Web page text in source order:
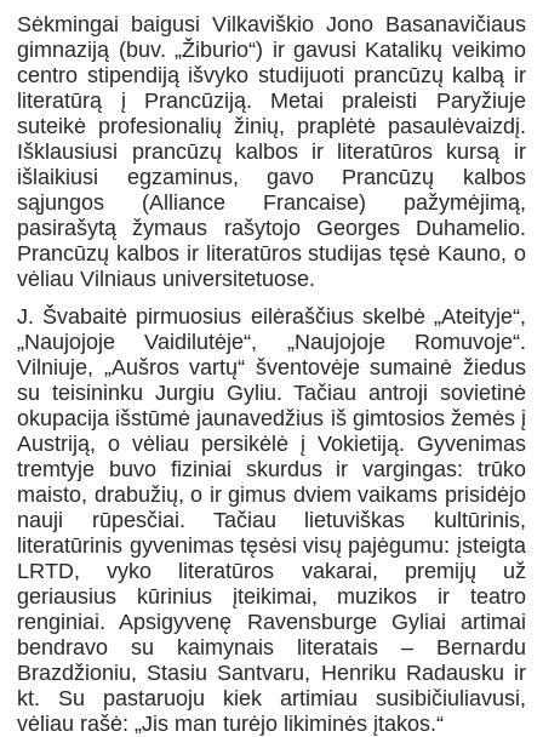
Sėkmingai baigusi Vilkaviškio Jono Basanavičiaus
gimnaziją (buv. „Žiburio“) ir gavusi Katalikų veikimo
centro stipendiją išvyko studijuoti prancūzų kalbą ir
literatūrą į Prancūziją. Metai praleisti Paryžiuje
suteikė profesionalių žinių, praplėtė pasaulėvaizdį.
Išklausiusi prancūzų kalbos ir literatūros kursą ir
išlaikiusi egzaminus, gavo Prancūzų kalbos
sąjungos (Alliance Francaise) pažymėjimą,
pasirašytą žymaus rašytojo Georges Duhamelio.
Prancūzų kalbos ir literatūros studijas tęsė Kauno, o
vėliau Vilniaus universitetuose.
J. Švabaitė pirmuosius eilėraščius skelbė „Ateityje“,
„Naujojoje Vaidilutėje“, „Naujojoje Romuvoje“.
Vilniuje, „Aušros vartų“ šventovėje sumainė žiedus
su teisininku Jurgiu Gyliu. Tačiau antroji sovietinė
okupacija išstūmė jaunavedžius iš gimtosios žemės į
Austriją, o vėliau persikėlė į Vokietiją. Gyvenimas
tremtyje buvo fiziniai skurdus ir vargingas: trūko
maisto, drabužių, o ir gimus dviem vaikams prisidėjo
nauji rūpesčiai. Tačiau lietuviškas kultūrinis,
literatūrinis gyvenimas tęsėsi visų pajėgumu: įsteigta
LRTD, vyko literatūros vakarai, premijų už
geriausius kūrinius įteikimai, muzikos ir teatro
renginiai. Apsigyvenę Ravensburge Gyliai artimai
bendravo su kaimynais literatais – Bernardu
Brazdžioniu, Stasiu Santvaru, Henriku Radausku ir
kt. Su pastaruoju kiek artimiau susibičiuliavusi,
vėliau rašė: „Jis man turėjo likiminės įtakos.“